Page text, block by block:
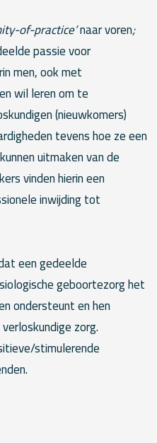
of-practice’naar voren;
passie voor
men, ook met
wil leren om te
(nieuwkomers)
tevens hoe ze een
uitmaken van de
vinden hierin een
inwijding tot
een gedeelde
geboortezorg het
ondersteunt en hen
zorg.
stimulerende